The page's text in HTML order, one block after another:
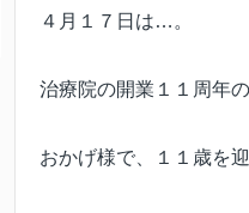
４月１７日は…。
治療院の開業１１周年
おかげ様で、１１歳を